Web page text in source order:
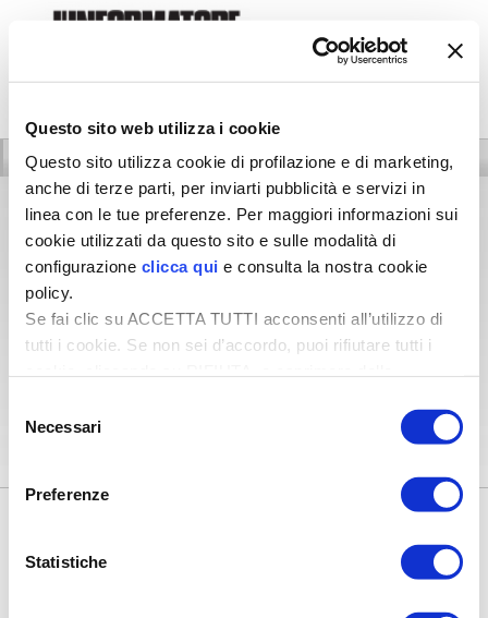
Questo sito web utilizza i cookie
Questo sito utilizza cookie di profilazione e di marketing,
anche di terze parti, per inviarti pubblicità e servizi in
linea con le tue preferenze. Per maggiori informazioni sui
cookie utilizzati da questo sito e sulle modalità di
configurazione clicca qui e consulta la nostra cookie
policy.
Se fai clic su ACCETTA TUTTI acconsenti all’utilizzo di
tutti i cookie. Se non sei d’accordo, puoi rifiutare tutti i
desideri accettare e cliccando ACCETTA SELEZIONATI.
delNecessari
Preferenze
Statistiche
Homepage Shop
PROCEDURA GUIDATA DI
ATTIVAZIONE ORDINE
Gentile utente, inserisci il codice del
che hai ricevuto per iniziare la